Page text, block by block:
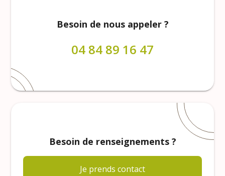
Besoin de nous appeler ?
04 84 89 16 47
Besoin de renseignements ?
Je prends contact